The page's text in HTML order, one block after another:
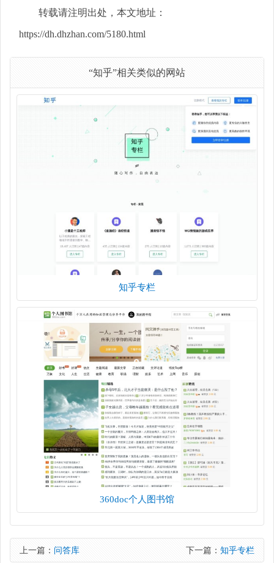
转载请注明出处，本文地址：
https://dh.dhzhan.com/5180.html
“知乎”相关类似的网站
知乎专栏
360doc个人图书馆
上一篇： 问答库 下一篇： 知乎专栏